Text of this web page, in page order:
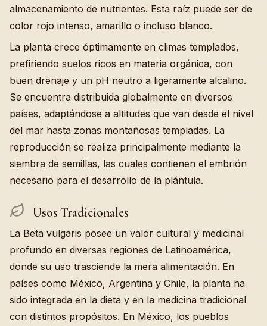
almacenamiento de nutrientes. Esta raíz puede ser de
color rojo intenso, amarillo o incluso blanco.
La planta crece óptimamente en climas templados,
prefiriendo suelos ricos en materia orgánica, con
buen drenaje y un pH neutro a ligeramente alcalino.
Se encuentra distribuida globalmente en diversos
países, adaptándose a altitudes que van desde el nivel
del mar hasta zonas montañosas templadas. La
reproducción se realiza principalmente mediante la
siembra de semillas, las cuales contienen el embrión
necesario para el desarrollo de la plántula.
Usos Tradicionales
La Beta vulgaris posee un valor cultural y medicinal
profundo en diversas regiones de Latinoamérica,
donde su uso trasciende la mera alimentación. En
países como México, Argentina y Chile, la planta ha
sido integrada en la dieta y en la medicina tradicional
con distintos propósitos. En México, los pueblos